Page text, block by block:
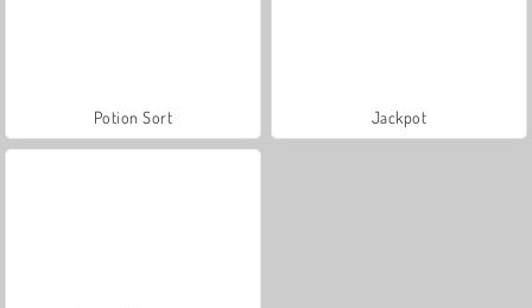
Potion Sort Jackpot